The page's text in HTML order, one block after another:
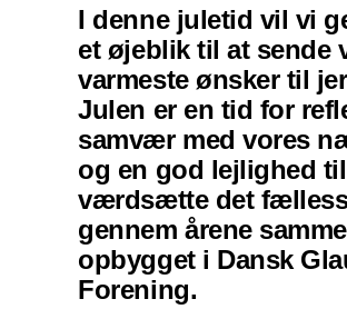
I denne juletid vil vi
et øjeblik til at sende
varmeste ønsker til
Julen er en tid for
samvær med vores
og en god lejlighed
værdsætte det
gennem årene
opbygget i Dansk
Forening.